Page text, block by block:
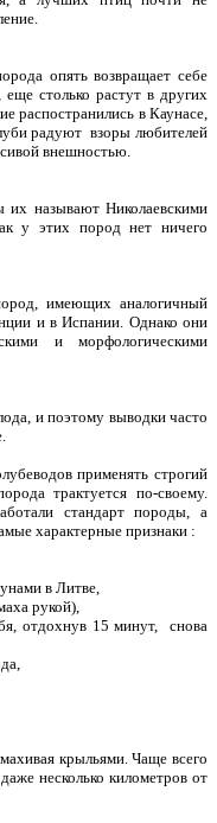
опять возвращает себе
столько растут в других
распостранились в Каунасе,
радуют взоры любителей
внешностью.
называют Николаевскими
у этих пород нет ничего
имеющих аналогичный
и в Испании. Однако они
и морфологическими
и поэтому выводки часто
применять строгий
трактуется по-своему.
стандарт породы, а
характерные признаки :
в Литве,
рукой),
отдохнув 15 минут, снова
крыльями. Чаще всего
несколько километров от